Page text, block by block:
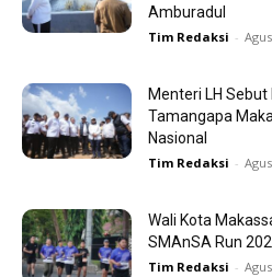
Amburadul
Tim Redaksi -
Menteri LH
Tamangapa
Nasional
Tim Redaksi -
Wali Kota
SMAnSA Run
Tim Redaksi -